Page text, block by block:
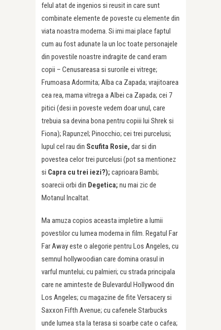
felul atat de ingenios si reusit in care sunt
combinate elemente de poveste cu elemente din
viata noastra moderna. Si imi mai place faptul
cum au fost adunate la un loc toate personajele
din povestile noastre indragite de cand eram
copii – Cenusareasa si surorile ei vitrege;
Frumoasa Adormita; Alba ca Zapada; vrajitoarea
cea rea, mama vitrega a Albei ca Zapada; cei 7
pitici (desi in poveste vedem doar unul, care
trebuia sa devina bona pentru copiii lui Shrek si
Fiona); Rapunzel; Pinocchio; cei trei purcelusi;
lupul cel rau din Scufita Rosie, dar si din
povestea celor trei purcelusi (pot sa mentionez
si Capra cu trei iezi?); caprioara Bambi;
soarecii orbi din Degetica; nu mai zic de
Motanul Incaltat.
Ma amuza copios aceasta impletire a lumii
povestilor cu lumea moderna in film. Regatul Far
Far Away este o alegorie pentru Los Angeles, cu
semnul hollywoodian care domina orasul in
varful muntelui; cu palmieri; cu strada principala
care ne aminteste de Bulevardul Hollywood din
Los Angeles; cu magazine de fite Versacery si
Saxxon Fifth Avenue; cu cafenele Starbucks
unde lumea sta la terasa si soarbe cate o cafea;